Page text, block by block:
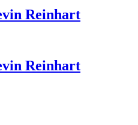
Reinhart
Reinhart